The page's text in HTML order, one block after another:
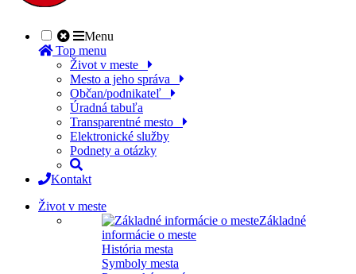
Menu
Top menu
Život v meste
Mesto a jeho správa
Občan/podnikateľ
Úradná tabuľa
Transparentné mesto
Elektronické služby
Podnety a otázky
Kontakt
Život v meste
Základné
informácie o meste
História mesta
Symboly mesta